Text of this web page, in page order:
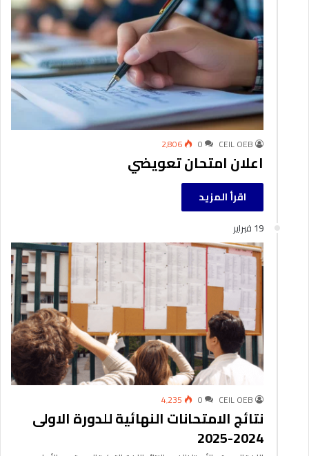
CEIL OEB
0 2٬806
اعلان امتحان تعويضي
اقرأ المزيد
19 فبراير
CEIL OEB
0 4٬235
نتائج الامتحانات النهائية للدورة الاولى
2024-2025